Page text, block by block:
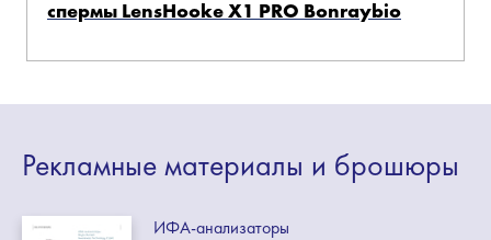
спермы LensHooke X1 PRO Bonraybio
Рекламные материалы и брошюры
ИФА-анализаторы